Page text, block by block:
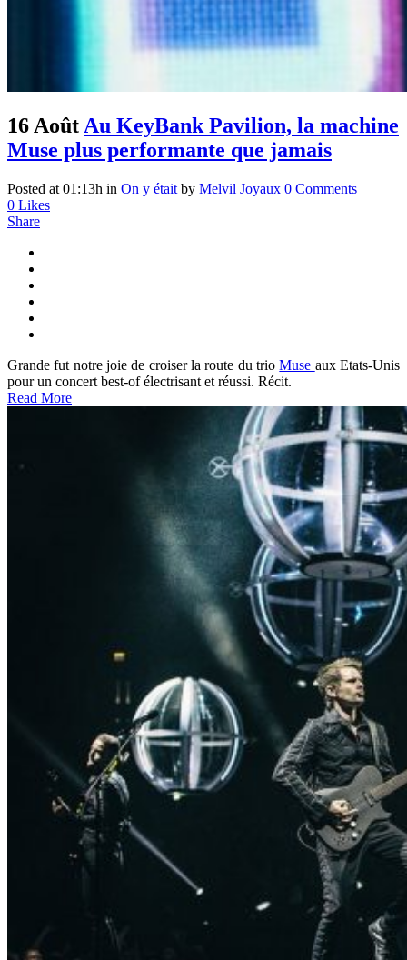
16 Août Au KeyBank Pavilion, la machine
Muse plus performante que jamais
Posted at 01:13h in On y était by Melvil Joyaux 0 Comments
0 Likes
Share
Grande fut notre joie de croiser la route du trioMuse aux Etats-Unis
pour un concert best-of électrisant et réussi. Récit.
Read More